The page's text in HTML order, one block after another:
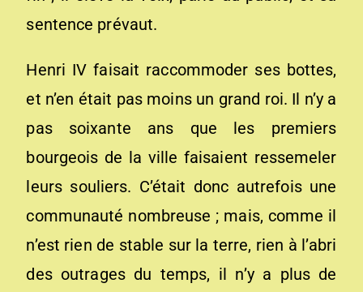
sentence prévaut.
Henri IV faisait raccommoder ses bottes,
et n’en était pas moins un grand roi. Il n’y a
pas soixante ans que les premiers
bourgeois de la ville faisaient ressemeler
leurs souliers. C’était donc autrefois une
communauté nombreuse ; mais, comme il
n’est rien de stable sur la terre, rien à l’abri
des outrages du temps, il n’y a plus de